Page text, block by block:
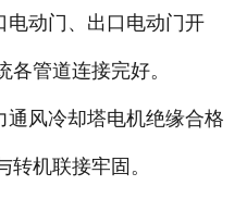
动门、出口电动门开
各管道连接完好。
风冷却塔电机绝缘合格
机联接牢固。